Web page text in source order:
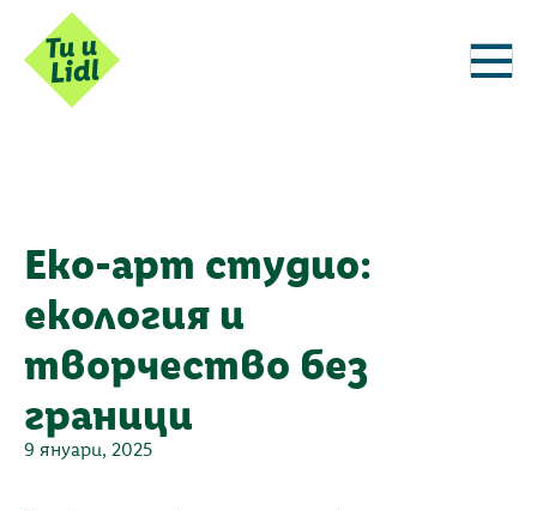
Еко-арт студио:
екология и
творчество без
граници
9 януари, 2025